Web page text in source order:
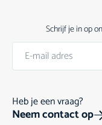
Schrijf je in op
Heb je een vraag?
Neem contact op